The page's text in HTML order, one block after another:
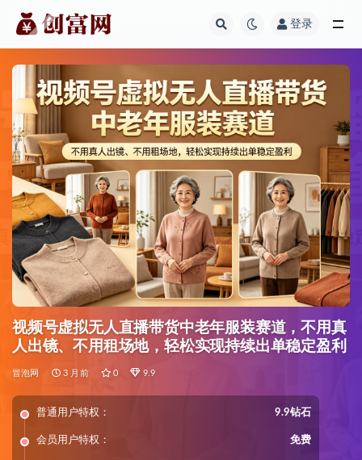
登录
视频号虚拟无人直播带货中老年服装赛道，不用真
人出镜、不用租场地，轻松实现持续出单稳定盈利
冒泡网 3 月前 0 9.9
普通用户特权： 9.9钻石
会员用户特权： 免费